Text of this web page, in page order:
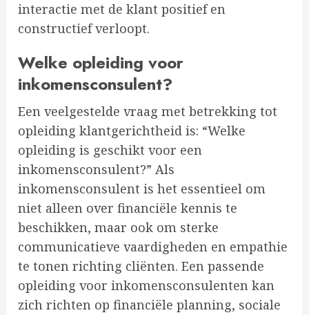
interactie met de klant positief en
constructief verloopt.
Welke opleiding voor
inkomensconsulent?
Een veelgestelde vraag met betrekking tot
opleiding klantgerichtheid is: “Welke
opleiding is geschikt voor een
inkomensconsulent?” Als
inkomensconsulent is het essentieel om
niet alleen over financiële kennis te
beschikken, maar ook om sterke
communicatieve vaardigheden en empathie
te tonen richting cliënten. Een passende
opleiding voor inkomensconsulenten kan
zich richten op financiële planning, sociale